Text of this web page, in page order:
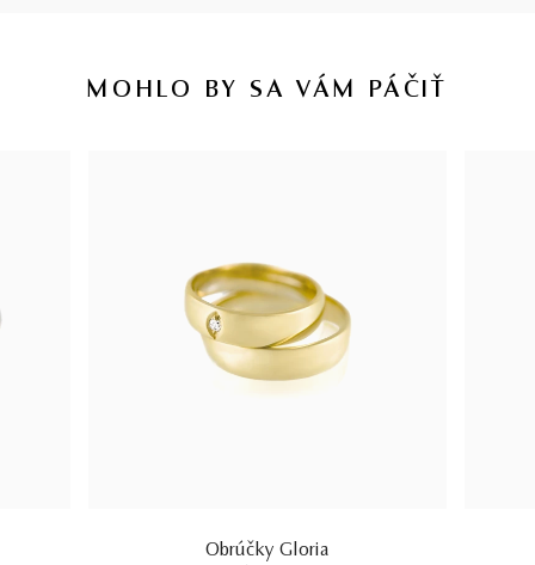
MOHLO BY SA VÁM PÁČIŤ
Obrúčky Gloria